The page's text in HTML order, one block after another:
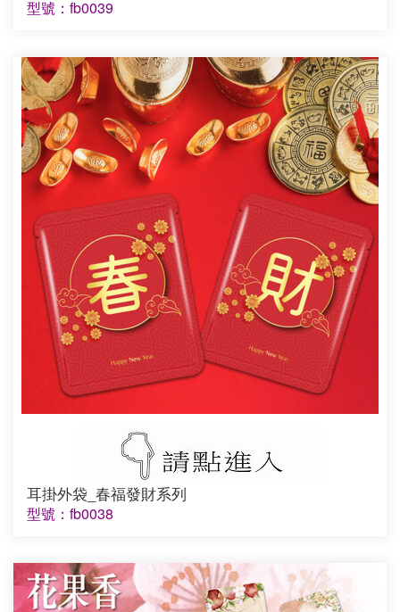
型號：fb0039
耳掛外袋_春福發財系列
型號：fb0038